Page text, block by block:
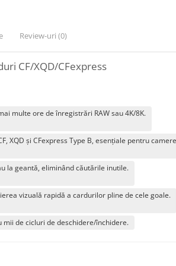
Review-uri (0)
CF/XQD/CFexpress
multe ore de înregistrări RAW sau 4K/8K.
XQD și CFexpress Type B, esențiale pentru
la geantă, eliminând căutările inutile.
vizuală rapidă a cardurilor pline de cele goale.
de cicluri de deschidere/închidere.